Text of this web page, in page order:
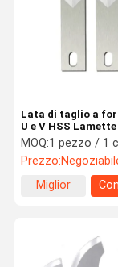
Lata di taglio a
U e V HSS
taglio a filo
alta precisione
MOQ:1 pezzo / 1
Prezzo:
Miglior